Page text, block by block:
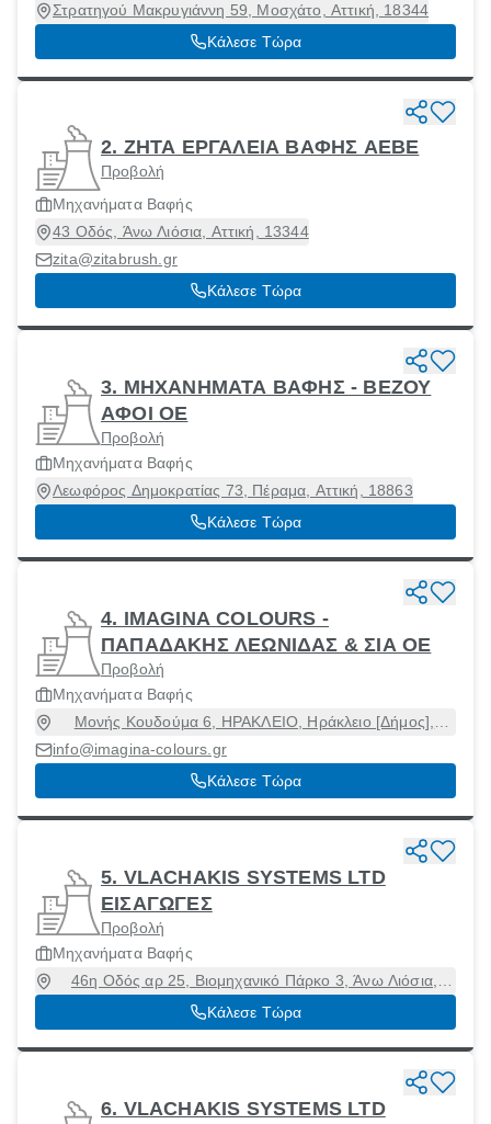
Στρατηγού Μακρυγιάννη 59, Μοσχάτο, Αττική, 18344
Κάλεσε Τώρα
2. ΖΗΤΑ ΕΡΓΑΛΕΙΑ ΒΑΦΗΣ ΑΕΒΕ
Προβολή
Μηχανήματα Βαφής
43 Οδός, Άνω Λιόσια, Αττική, 13344
zita@zitabrush.gr
Κάλεσε Τώρα
3. ΜΗΧΑΝΗΜΑΤΑ ΒΑΦΗΣ - ΒΕΖΟΥ
ΑΦΟΙ ΟΕ
Προβολή
Μηχανήματα Βαφής
Λεωφόρος Δημοκρατίας 73, Πέραμα, Αττική, 18863
Κάλεσε Τώρα
4. IMAGINA COLOURS -
ΠΑΠΑΔΑΚΗΣ ΛΕΩΝΙΔΑΣ & ΣΙΑ ΟΕ
Προβολή
Μηχανήματα Βαφής
Μονής Κουδούμα 6, ΗΡΑΚΛΕΙΟ, Ηράκλειο [Δήμος],
Ηράκλειο, 71305
info@imagina-colours.gr
Κάλεσε Τώρα
5. VLACHAKIS SYSTEMS LTD
ΕΙΣΑΓΩΓΕΣ
Προβολή
Μηχανήματα Βαφής
46η Οδός αρ 25, Βιομηχανικό Πάρκο 3, Άνω Λιόσια,
Αττική, 13341
Κάλεσε Τώρα
6. VLACHAKIS SYSTEMS LTD